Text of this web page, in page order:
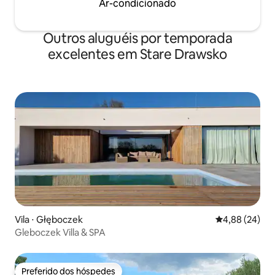
Ar-condicionado
Outros aluguéis por temporada
excelentes em Stare Drawsko
Vila ⋅ Głęboczek 4,88 de uma
4,88 (24)
Gleboczek Villa & SPA
Preferido dos hóspedes